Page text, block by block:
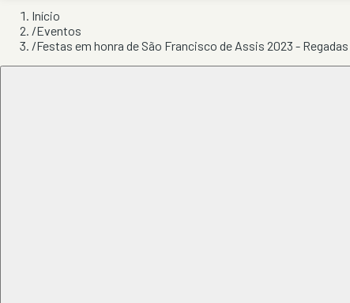
Início
/Eventos
/Festas em honra de São Francisco de Assis 2023 - Regadas